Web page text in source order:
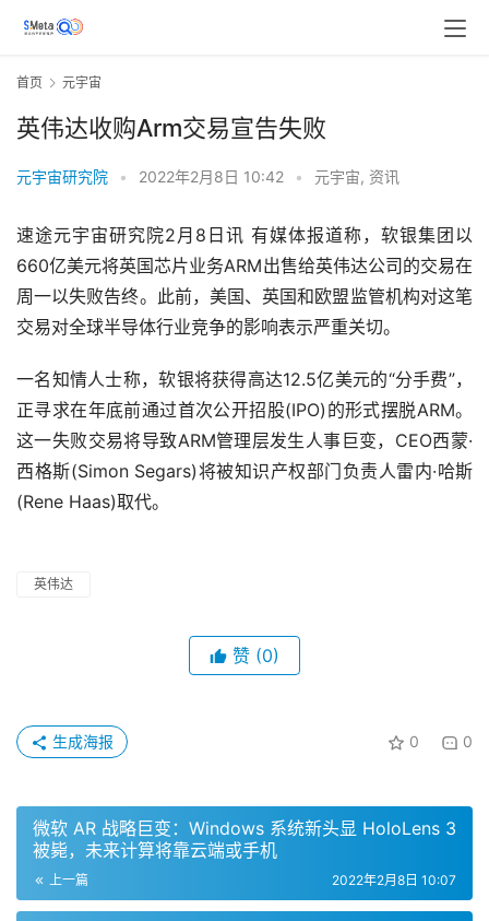
首页 元宇宙
英伟达收购Arm交易宣告失败
元宇宙研究院 • 2022年2月8日 10:42 • 元宇宙, 资讯
速途元宇宙研究院2月8日讯 有媒体报道称，软银集团以
660亿美元将英国芯片业务ARM出售给英伟达公司的交易在
周一以失败告终。此前，美国、英国和欧盟监管机构对这笔
交易对全球半导体行业竞争的影响表示严重关切。
一名知情人士称，软银将获得高达12.5亿美元的“分手费”，
正寻求在年底前通过首次公开招股(IPO)的形式摆脱ARM。
这一失败交易将导致ARM管理层发生人事巨变，CEO西蒙·
西格斯(Simon Segars)将被知识产权部门负责人雷内·哈斯
(Rene Haas)取代。
英伟达
赞 (0)
0 0
生成海报
微软 AR 战略巨变：Windows 系统新头显 HoloLens 3
被毙，未来计算将靠云端或手机
上一篇 2022年2月8日 10:07